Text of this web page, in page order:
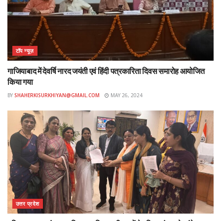
Tags: #Agra
टॉप न्यूज़
गाजियाबाद में देवर्षि नारद जयंती एवं हिंदी पत्रकारिता दिवस समारोह आयोजित
किया गया
BY SHAHERKISURKHIYAN@GMAIL.COM MAY 26, 2024
उत्तर प्रदेश